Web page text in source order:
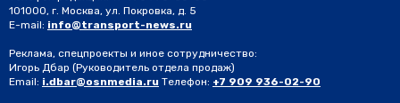
101000, г. Москва, ул. Покровка, д. 5
E-mail: info@transport-news.ru
Реклама, спецпроекты и иное сотрудничество:
Игорь Дбар (Руководитель отдела продаж)
Email: i.dbar@osnmedia.ru Телефон: +7 909 936-02-90